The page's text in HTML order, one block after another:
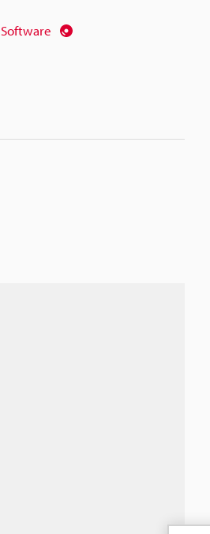
Software